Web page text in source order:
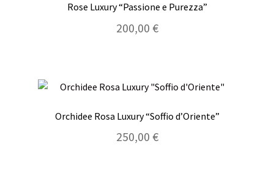
Rose Luxury “Passione e Purezza”
200,00 €
Orchidee Rosa Luxury “Soffio d’Oriente”
250,00 €